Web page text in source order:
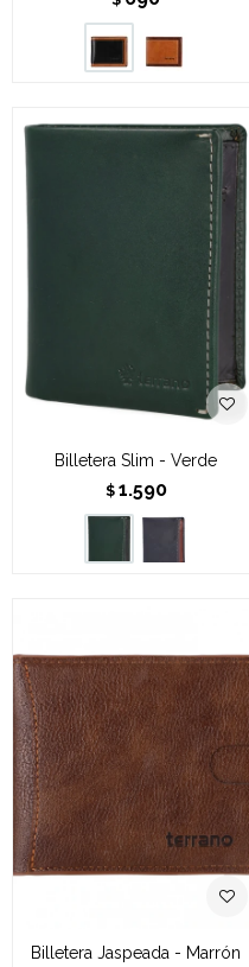
Billetera Slim - Verde
$ 1.590
Billetera Jaspeada - Marrón